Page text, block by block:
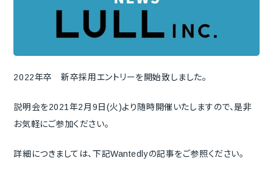
2022年卒 新卒採用エントリーを開始致しました。
説明会を2021年2月9日(火)より随時開催いたしますので、是非
お気軽にご参加ください。
詳細につきましては、下記Wantedlyの記事をご参照ください。